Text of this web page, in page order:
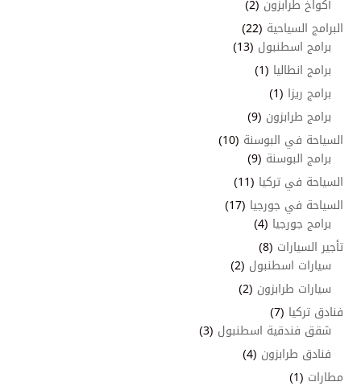
أكواخ طرابزون (2)
البرامج السياحية (22)
برامج اسطنبول (13)
برامج انطاليا (1)
برامج ريزا (1)
برامج طرابزون (9)
السياحة في البوسنة (10)
برامج البوسنة (9)
السياحة في تركيا (11)
السياحة في جورجيا (17)
برامج جورجيا (4)
تأجير السيارات (8)
سيارات اسطنبول (2)
سيارات طرابزون (2)
فنادق تركيا (7)
شقق فندقية اسطنبول (3)
فنادق طرابزون (4)
مطارات (1)